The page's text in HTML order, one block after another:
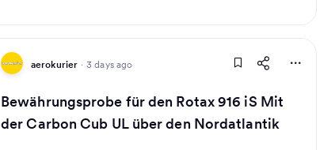
aerokurier · 3 days ago
Bewährungsprobe für den Rotax 916 iS Mit
der Carbon Cub UL über den Nordatlantik